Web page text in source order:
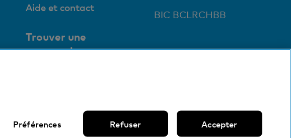
Aide et contact
Trouver une
succursale
BIC BCLRCHBB
Préférences Refuser Accepter